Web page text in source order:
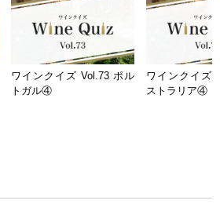
ワインクイズ Vol.73 ポル
トガル④
ワインクイズ
ストラリア④